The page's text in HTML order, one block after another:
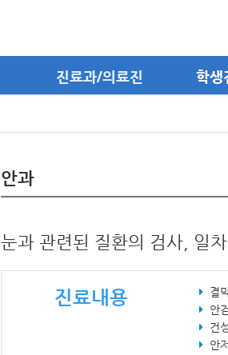
진료과/의료진 학생
안과
눈과 관련된 질환의 검사, 일
진료내용
결
안
건
안